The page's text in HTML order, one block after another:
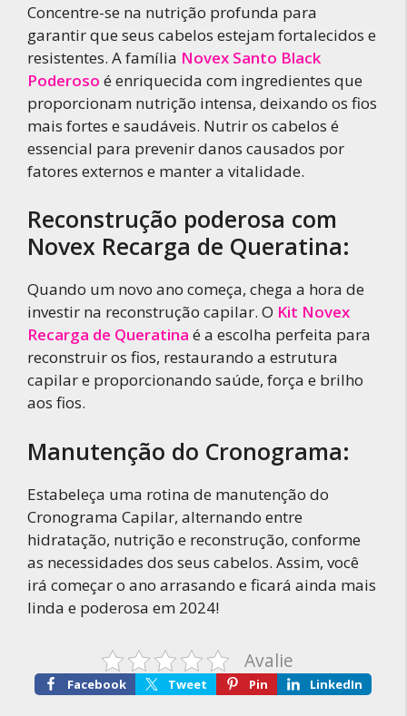
Concentre-se na nutrição profunda para
garantir que seus cabelos estejam fortalecidos e
resistentes. A família Novex Santo Black
Poderoso é enriquecida com ingredientes que
proporcionam nutrição intensa, deixando os fios
mais fortes e saudáveis. Nutrir os cabelos é
essencial para prevenir danos causados por
fatores externos e manter a vitalidade.
Reconstrução poderosa com
Novex Recarga de Queratina:
Quando um novo ano começa, chega a hora de
investir na reconstrução capilar. O Kit Novex
Recarga de Queratina é a escolha perfeita para
reconstruir os fios, restaurando a estrutura
capilar e proporcionando saúde, força e brilho
aos fios.
Manutenção do Cronograma:
Estabeleça uma rotina de manutenção do
Cronograma Capilar, alternando entre
hidratação, nutrição e reconstrução, conforme
as necessidades dos seus cabelos. Assim, você
irá começar o ano arrasando e ficará ainda mais
linda e poderosa em 2024!
Avalie
Facebook Tweet Pin LinkedIn